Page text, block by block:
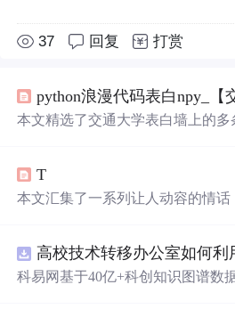
37 回复 打赏
本文精选了交通大学表白墙上的
T
本文汇集了一系列让人动容的情
都能触动人心。
科易网基于40亿+科创知识图谱数